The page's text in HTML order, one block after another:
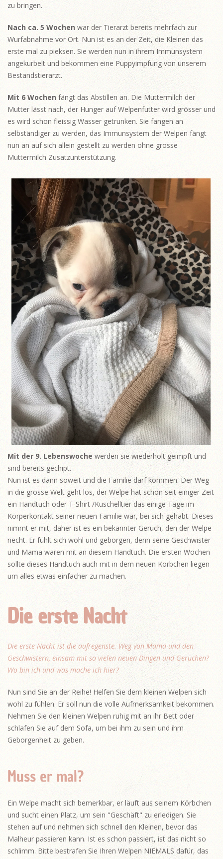
zu bringen.
Nach ca. 5 Wochen war der Tierarzt bereits mehrfach zur
Wurfabnahme vor Ort. Nun ist es an der Zeit, die Kleinen das
erste mal zu pieksen. Sie werden nun in ihrem Immunsystem
angekurbelt und bekommen eine Puppyimpfung von unserem
Bestandstierarzt.
Mit 6 Wochen fängt das Abstillen an. Die Muttermilch der
Mutter lässt nach, der Hunger auf Welpenfutter wird grösser und
es wird schon fleissig Wasser getrunken. Sie fangen an
selbständiger zu werden, das Immunsystem der Welpen fängt
nun an auf sich allein gestellt zu werden ohne grosse
Muttermilch Zusatzunterstützung.
Mit der 9. Lebenswoche werden sie wiederholt geimpft und
sind bereits gechipt.
Nun ist es dann soweit und die Familie darf kommen. Der Weg
in die grosse Welt geht los, der Welpe hat schon seit einiger Zeit
ein Handtuch oder T-Shirt /Kuschelltier das einige Tage im
Körperkontakt seiner neuen Familie war, bei sich gehabt. Dieses
nimmt er mit, daher ist es ein bekannter Geruch, den der Welpe
riecht. Er fühlt sich wohl und geborgen, denn seine Geschwister
und Mama waren mit an diesem Handtuch. Die ersten Wochen
sollte dieses Handtuch auch mit in dem neuen Körbchen liegen
um alles etwas einfacher zu machen.
Die erste Nacht
Die erste Nacht ist die aufregenste. Weg von Mama und den
Geschwistern, einsam mit so vielen neuen Dingen und Gerüchen?
Wo bin ich und was mache ich hier?
Nun sind Sie an der Reihe! Helfen Sie dem kleinen Welpen sich
wohl zu fühlen. Er soll nun die volle Aufmerksamkeit bekommen.
Nehmen Sie den kleinen Welpen ruhig mit an ihr Bett oder
schlafen Sie auf dem Sofa, um bei ihm zu sein und ihm
Geborgenheit zu geben.
Muss er mal?
Ein Welpe macht sich bemerkbar, er läuft aus seinem Körbchen
und sucht einen Platz, um sein "Geschäft" zu erledigen. Sie
stehen auf und nehmen sich schnell den Kleinen, bevor das
Malheur passieren kann. Ist es schon passiert, ist das nicht so
schlimm. Bitte bestrafen Sie Ihren Welpen NIEMALS dafür, das